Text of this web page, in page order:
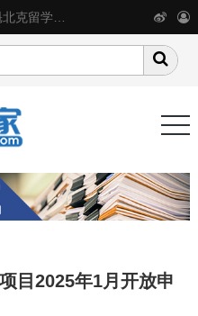
民生活信息
目2025年1月开放申